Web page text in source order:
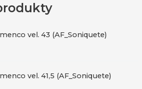
vel. 43 (AF_Soniquete)
vel. 41,5 (AF_Soniquete)